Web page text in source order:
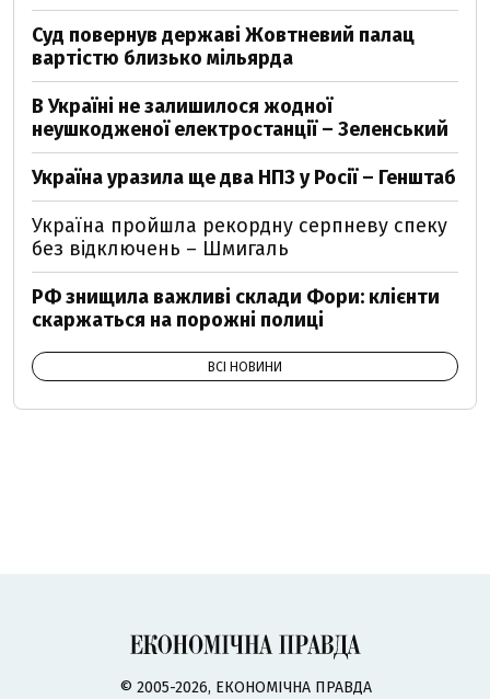
Суд повернув державі Жовтневий палац
вартістю близько мільярда
В Україні не залишилося жодної
неушкодженої електростанції – Зеленський
Україна уразила ще два НПЗ у Росії – Генштаб
Україна пройшла рекордну серпневу спеку
без відключень – Шмигаль
РФ знищила важливі склади Фори: клієнти
скаржаться на порожні полиці
ВСІ НОВИНИ
© 2005-2026, ЕКОНОМІЧНА ПРАВДА